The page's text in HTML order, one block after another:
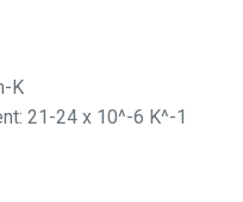
K
21-24 x 10^-6 K^-1